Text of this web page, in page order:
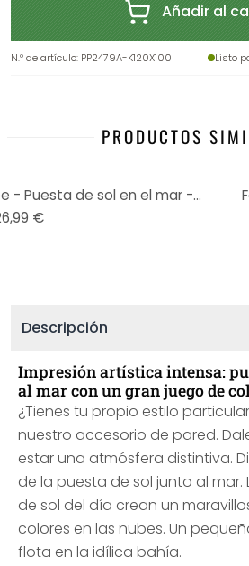
Añadir al
N.º de artículo: PP2479A-K120X100 Listo
PRODUCTOS
Cuadro de madera aerroscape - Puesta de sol en el mar - Redondo
€
Descripción
Impresión artística intensa:
al mar con un gran juego de
¿Tienes tu propio estilo
nuestro accesorio de pared.
estar una atmósfera distintiva.
de la puesta de sol junto al mar.
de sol del día crean un
colores en las nubes. Un
flota en la idílica bahía.